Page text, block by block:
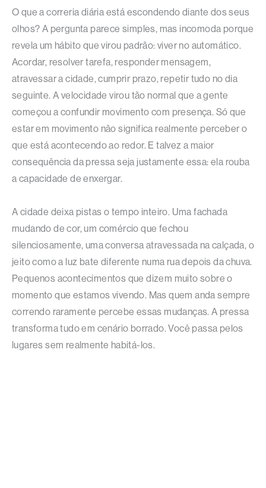
O que a correria diária está escondendo diante dos seus
olhos? A pergunta parece simples, mas incomoda porque
revela um hábito que virou padrão: viver no automático.
Acordar, resolver tarefa, responder mensagem,
atravessar a cidade, cumprir prazo, repetir tudo no dia
seguinte. A velocidade virou tão normal que a gente
começou a confundir movimento com presença. Só que
estar em movimento não significa realmente perceber o
que está acontecendo ao redor. E talvez a maior
consequência da pressa seja justamente essa: ela rouba
a capacidade de enxergar.
A cidade deixa pistas o tempo inteiro. Uma fachada
mudando de cor, um comércio que fechou
silenciosamente, uma conversa atravessada na calçada, o
jeito como a luz bate diferente numa rua depois da chuva.
Pequenos acontecimentos que dizem muito sobre o
momento que estamos vivendo. Mas quem anda sempre
correndo raramente percebe essas mudanças. A pressa
transforma tudo em cenário borrado. Você passa pelos
lugares sem realmente habitá-los.